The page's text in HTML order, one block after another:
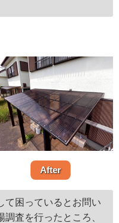
After
て困っているとお問い
査を行ったところ、